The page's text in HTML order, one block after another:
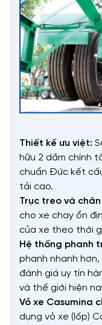
Thiết kế ưu việt:
hữu 2 dầm chính
chuẩn Đức kết
tải cao.
Trục treo và
cho xe chạy ổn
của xe theo thời
Hệ thống phanh
phanh nhanh
đánh giá uy tín
và thế giới hiện
Vỏ xe Casumina
dụng vỏ xe (lốp)